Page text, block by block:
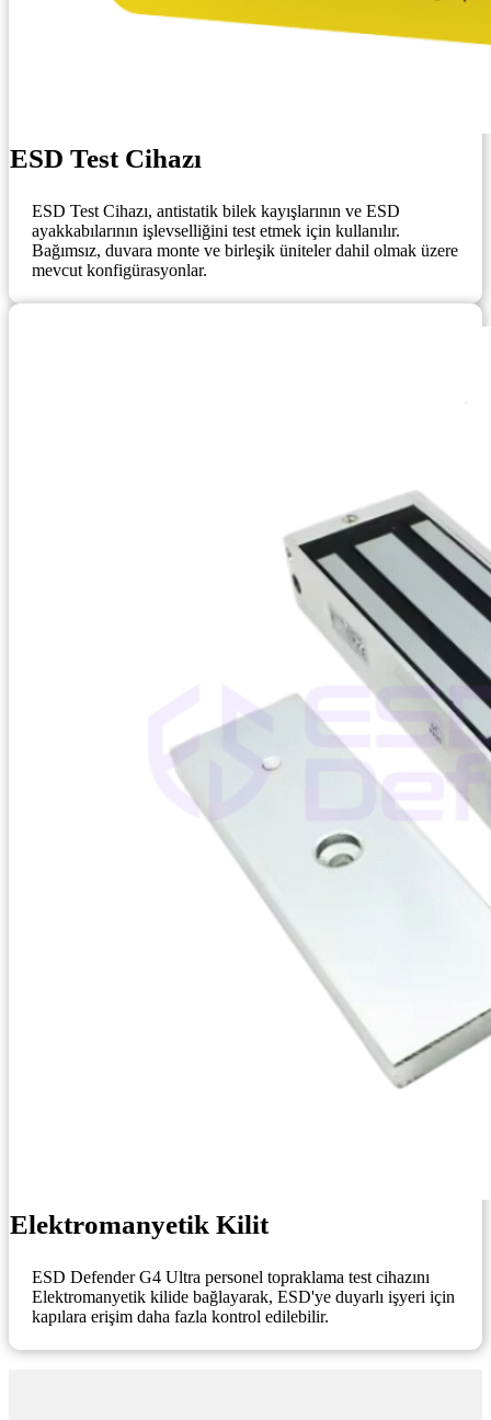
ESD Test Cihazı
ESD Test Cihazı, antistatik bilek kayışlarının ve ESD
ayakkabılarının işlevselliğini test etmek için kullanılır.
Bağımsız, duvara monte ve birleşik üniteler dahil olmak üzere
mevcut konfigürasyonlar.
Elektromanyetik Kilit
ESD Defender G4 Ultra personel topraklama test cihazını
Elektromanyetik kilide bağlayarak, ESD'ye duyarlı işyeri için
kapılara erişim daha fazla kontrol edilebilir.